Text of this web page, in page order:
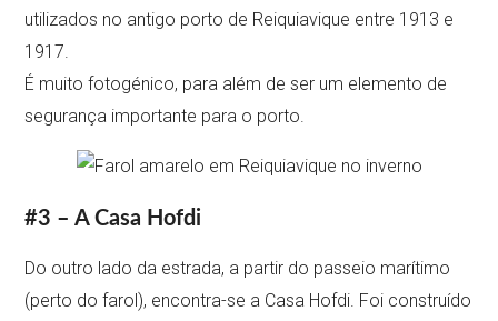
utilizados no antigo porto de Reiquiavique entre 1913 e
1917.
É muito fotogénico, para além de ser um elemento de
segurança importante para o porto.
#3 – A Casa Hofdi
Do outro lado da estrada, a partir do passeio marítimo
(perto do farol), encontra-se a Casa Hofdi. Foi construído